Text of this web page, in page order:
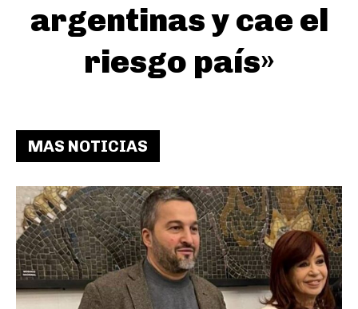
argentinas y cae el
riesgo país»
MAS NOTICIAS